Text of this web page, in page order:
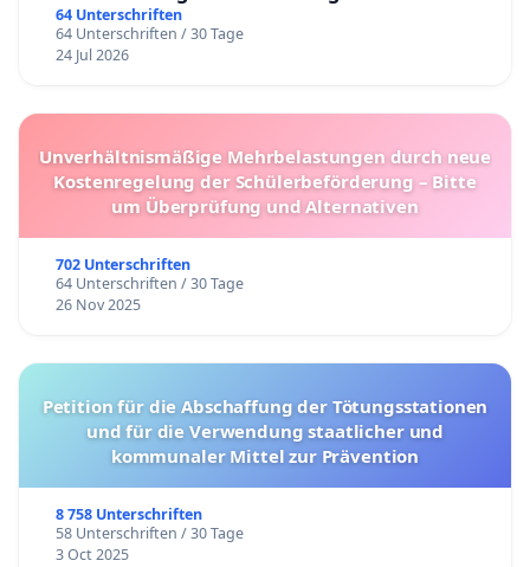
64 Unterschriften
64 Unterschriften / 30 Tage
24 Jul 2026
Unverhältnismäßige Mehrbelastungen durch neue
Kostenregelung der Schülerbeförderung – Bitte
um Überprüfung und Alternativen
702 Unterschriften
64 Unterschriften / 30 Tage
26 Nov 2025
Petition für die Abschaffung der Tötungsstationen
und für die Verwendung staatlicher und
kommunaler Mittel zur Prävention
8 758 Unterschriften
58 Unterschriften / 30 Tage
3 Oct 2025